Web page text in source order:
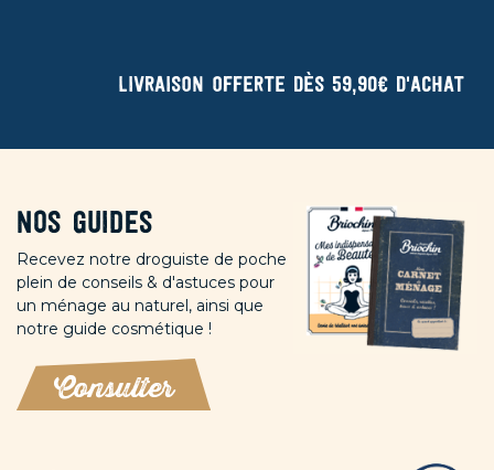
Livraison offerte dès 59,90€ d'achat
Nos guides
Recevez notre droguiste de poche
plein de conseils & d'astuces pour
un ménage au naturel, ainsi que
notre guide cosmétique !
Consulter